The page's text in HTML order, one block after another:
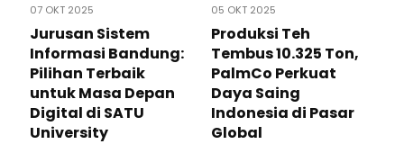
07 OKT 2025
Jurusan Sistem
Informasi Bandung:
Pilihan Terbaik
untuk Masa Depan
Digital di SATU
University
05 OKT 2025
Produksi Teh
Tembus 10.325 Ton,
PalmCo Perkuat
Daya Saing
Indonesia di Pasar
Global